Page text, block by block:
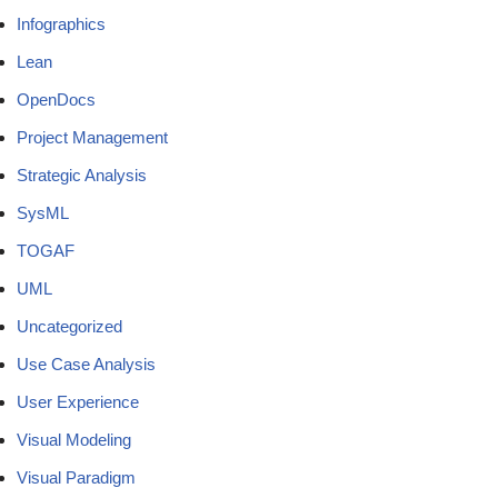
Infographics
Lean
OpenDocs
Project Management
Strategic Analysis
SysML
TOGAF
UML
Uncategorized
Use Case Analysis
User Experience
Visual Modeling
Visual Paradigm